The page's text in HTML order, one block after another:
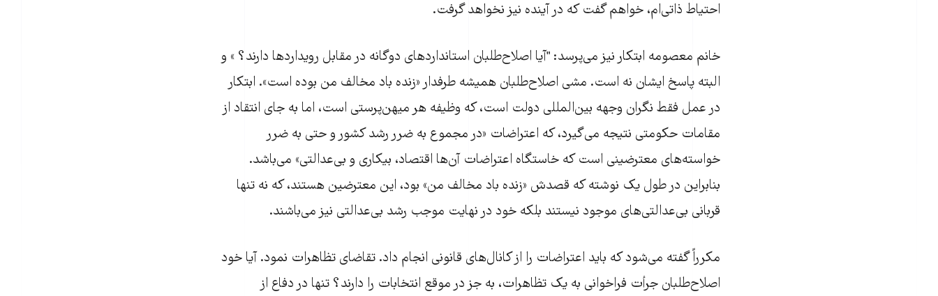
احتیاط ذاتی‌ام، خواهم گفت که در آینده نیز نخواهد گرفت.
خانم معصومه ابتکار نیز می‌پرسد: "آیا اصلاح‌طلبان استانداردهای دوگانه در مقابل رویداردها دارند؟ » و
البته پاسخ ایشان نه است. مشی اصلاح‌طلبان همیشه طرفدار «زنده باد مخالف من بوده است». ابتکار
در عمل فقط نگران وجهه بین‌المللی دولت است، که وظیفه هر میهن‌پرستی است، اما به جای انتقاد از
مقامات حکومتی نتیجه می‌گیرد، که اعتراضات «در مجموع به ضرر رشد کشور و حتی به ضرر
خواسته‌های معترضینی است که خاستگاه اعتراضات آن‌ها اقتصاد، بیکاری و بی‌عدالتی» می‌باشد.
بنابراین در طول یک نوشته که قصدش «زنده باد مخالف من» بود، این معترضین هستند، که نه تنها
قربانی بی‌عدالتی‌های موجود نیستند بلکه خود در نهایت موجب رشد بی‌عدالتی نیز می‌باشند.
مکرراً گفته می‌شود که باید اعتراضات را از کانال‌های قانونی انجام داد. تقاضای تظاهرات نمود. آیا خود
اصلاح‌طلبان جرأت فراخوانی به یک تظاهرات، به جز در موقع انتخابات را دارند؟ تنها در دفاع از